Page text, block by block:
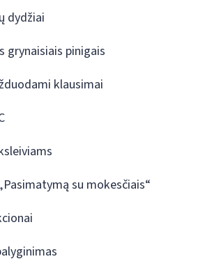
dydžiai
grynaisiais pinigais
klausimai
su mokesčiais“